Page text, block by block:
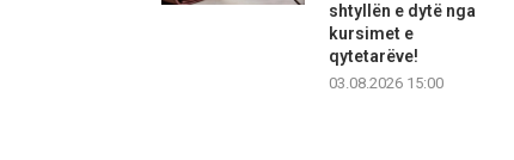
shtyllën e dytë nga
kursimet e
qytetarëve!
03.08.2026 15:00